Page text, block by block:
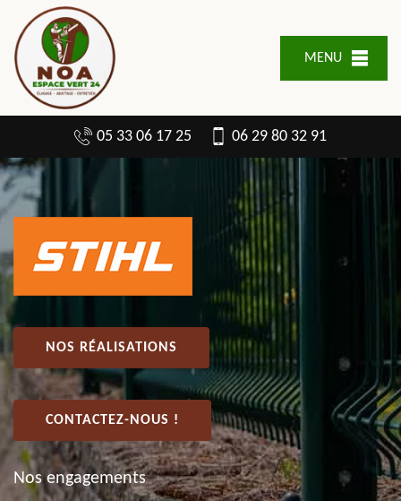
MENU
05 33 06 17 25 06 29 80 32 91
NOS RÉALISATIONS
CONTACTEZ-NOUS !
Nos engagements